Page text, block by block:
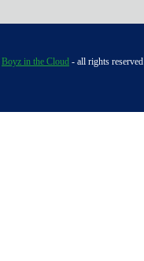
Boyz in the Cloud - all rights reserved